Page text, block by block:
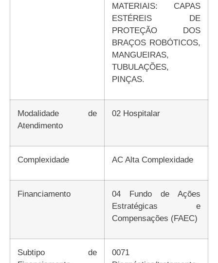
MATERIAIS: CAPAS
ESTÉREIS DE
PROTEÇÃO DOS
BRAÇOS ROBÓTICOS,
MANGUEIRAS,
TUBULAÇÕES,
PINÇAS.
Modalidade de
Atendimento
02 Hospitalar
Complexidade AC Alta Complexidade
Financiamento
04 Fundo de Ações
Estratégicas e
Compensações (FAEC)
Subtipo de
0071